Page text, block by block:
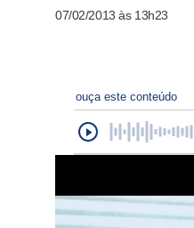
07/02/2013 às 13h23
ouça este conteúdo